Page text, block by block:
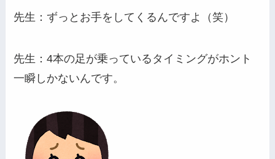
先生：ずっとお手をしてくるんですよ（笑）
先生：4本の足が乗っているタイミングがホント
一瞬しかないんです。